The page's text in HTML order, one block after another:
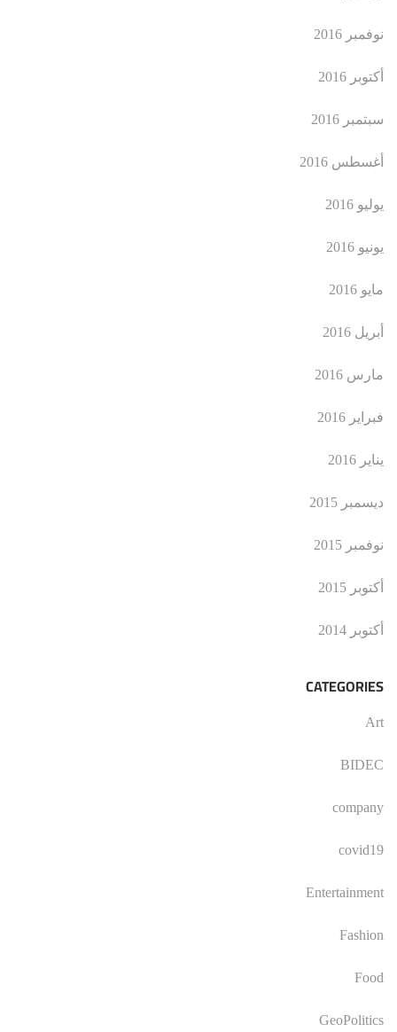
نوفمبر 2016
أكتوبر 2016
سبتمبر 2016
أغسطس 2016
يوليو 2016
يونيو 2016
مايو 2016
أبريل 2016
مارس 2016
فبراير 2016
يناير 2016
ديسمبر 2015
نوفمبر 2015
أكتوبر 2015
أكتوبر 2014
CATEGORIES
Art
BIDEC
company
covid19
Entertainment
Fashion
Food
GeoPolitics